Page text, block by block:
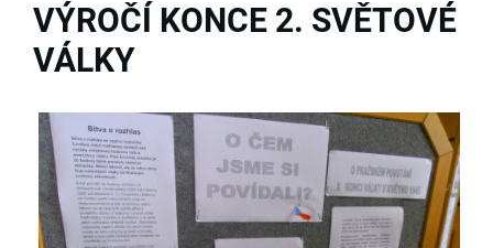
VÝROČÍ KONCE 2. SVĚTOVÉ
VÁLKY